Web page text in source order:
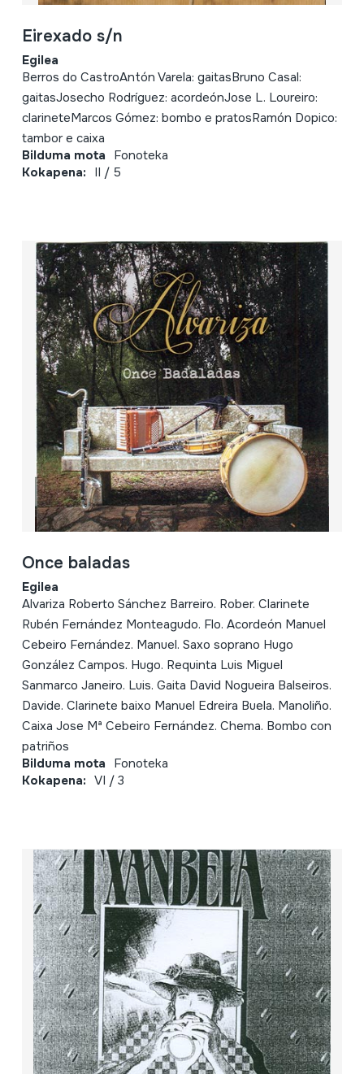
Eirexado s/n
Egilea
Berros do CastroAntón Varela: gaitasBruno Casal:
gaitasJosecho Rodríguez: acordeónJose L. Loureiro:
clarineteMarcos Gómez: bombo e pratosRamón Dopico:
tambor e caixa
Bilduma mota Fonoteka
Kokapena: II / 5
Once baladas
Egilea
Alvariza Roberto Sánchez Barreiro. Rober. Clarinete
Rubén Fernández Monteagudo. Flo. Acordeón Manuel
Cebeiro Fernández. Manuel. Saxo soprano Hugo
González Campos. Hugo. Requinta Luis Miguel
Sanmarco Janeiro. Luis. Gaita David Nogueira Balseiros.
Davide. Clarinete baixo Manuel Edreira Buela. Manoliño.
Caixa Jose Mª Cebeiro Fernández. Chema. Bombo con
patriños
Bilduma mota Fonoteka
Kokapena: VI / 3